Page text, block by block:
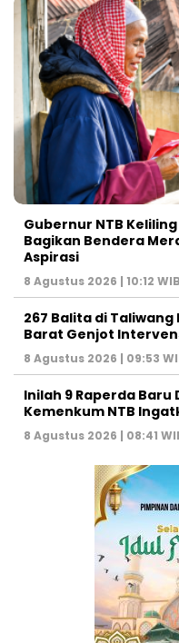
Gubernur NTB
Bagikan Bendera
Aspirasi
8 Agustus 2026 | 10:12 WIB
267 Balita di
Barat Genjot
8 Agustus 2026 | 09:53
Inilah 9 Raperda Baru
Kemenkum NTB
8 Agustus 2026 | 08:41